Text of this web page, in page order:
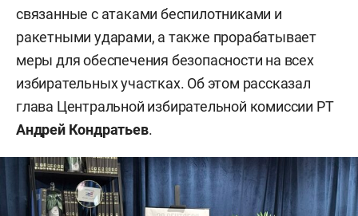
связанные с атаками беспилотниками и
ракетными ударами, а также прорабатывает
меры для обеспечения безопасности на всех
избирательных участках. Об этом рассказал
глава Центральной избирательной комиссии РТ
Андрей Кондратьев.